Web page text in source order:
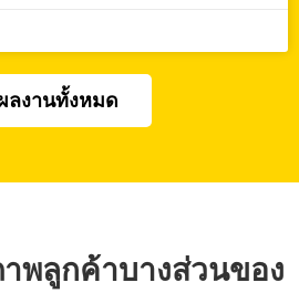
ลงานทั้งหมด
พลูกค้าบางส่วนของ